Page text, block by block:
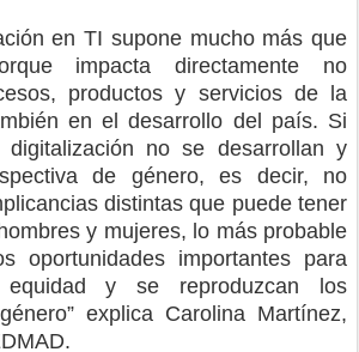
en TI supone mucho más que
impacta directamente no
productos y servicios de la
en el desarrollo del país. Si
digitalización no se desarrollan y
de género, es decir, no
distintas que puede tener
y mujeres, lo más probable
oportunidades importantes para
equidad y se reproduzcan los
” explica Carolina Martínez,